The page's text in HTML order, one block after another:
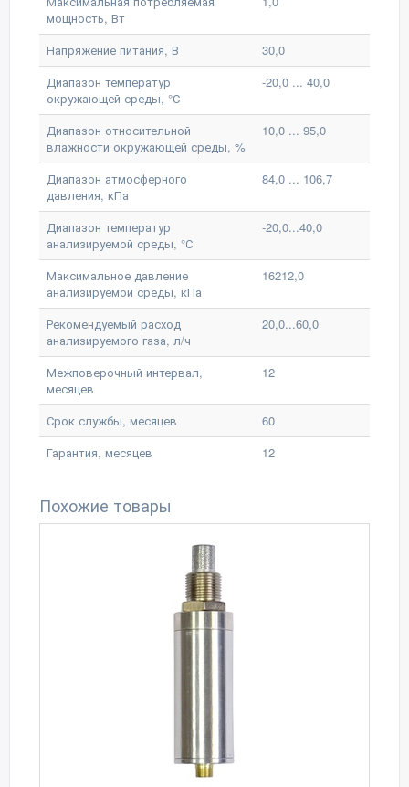
мощность, Вт
Напряжение питания, В
30,0
Диапазон температур
окружающей среды, °С
-20,0 ... 40,0
Диапазон относительной
влажности окружающей среды, %
10,0 ... 95,0
Диапазон атмосферного
давления, кПа
84,0 ... 106,7
Диапазон температур
анализируемой среды, °С
-20,0...40,0
Максимальное давление
анализируемой среды, кПа
16212,0
Рекомендуемый расход
анализируемого газа, л/ч
20,0...60,0
Межповерочный интервал,
месяцев
12
Срок службы, месяцев
60
Гарантия, месяцев
12
Похожие товары